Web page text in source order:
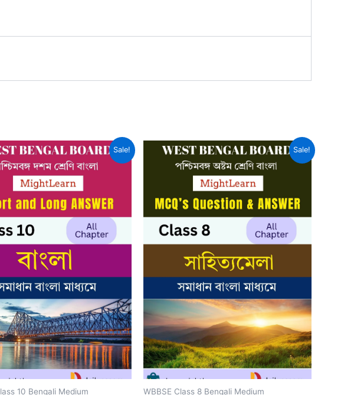
Sale!
10 Bengali Medium
Sale!
WBBSE Class 8 Bengali Medium